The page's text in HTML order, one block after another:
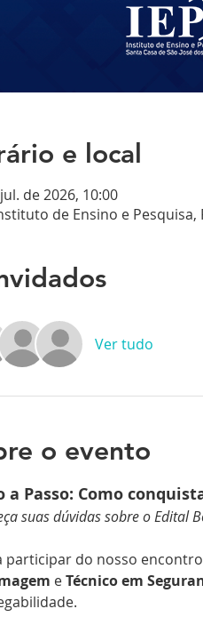
e local
de 2026, 10:00
de Ensino e Pesquisa,
Ver tudo
o evento
a Passo: Como
suas dúvidas sobre o Edital
participar do nosso
e Técnico em